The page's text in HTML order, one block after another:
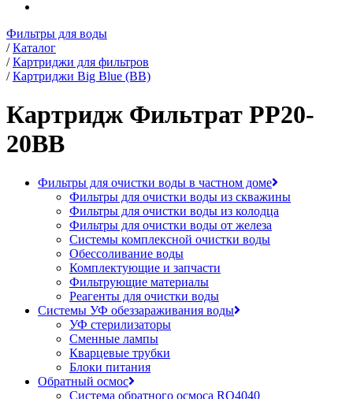
Фильтры для воды
/ Каталог
/ Картриджи для фильтров
/ Картриджи Big Blue (BB)
Картридж Фильтрат PP20-
20BB
Фильтры для очистки воды в частном доме
Фильтры для очистки воды из скважины
Фильтры для очистки воды из колодца
Фильтры для очистки воды от железа
Системы комплексной очистки воды
Обессоливание воды
Комплектующие и запчасти
Фильтрующие материалы
Реагенты для очистки воды
Системы УФ обеззараживания воды
УФ стерилизаторы
Сменные лампы
Кварцевые трубки
Блоки питания
Обратный осмос
Система обратного осмоса RO4040